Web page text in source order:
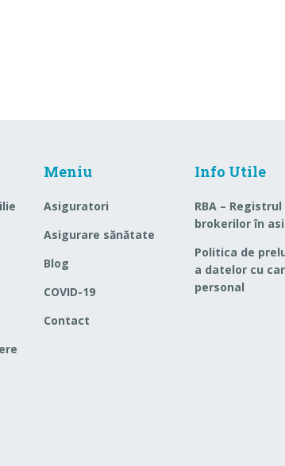
Meniu
Asiguratori
Asigurare sănătate
Blog
COVID-19
Contact
Info Utile
RBA – Registrul
brokerilor în
Politica de
a datelor cu
personal